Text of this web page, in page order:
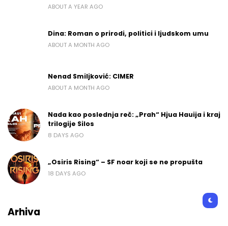
ABOUT A YEAR AGO
Dina: Roman o prirodi, politici i ljudskom umu
ABOUT A MONTH AGO
Nenad Smiljković: CIMER
ABOUT A MONTH AGO
Nada kao poslednja reč: „Prah“ Hjua Hauija i kraj
trilogije Silos
8 DAYS AGO
„Osiris Rising“ – SF noar koji se ne propušta
18 DAYS AGO
Arhiva